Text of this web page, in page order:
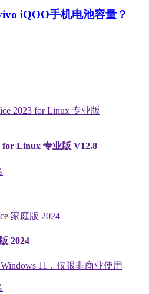
iQOO手机电池容量？
for Linux 专业版 V12.8
2024
11，仅限非商业使用